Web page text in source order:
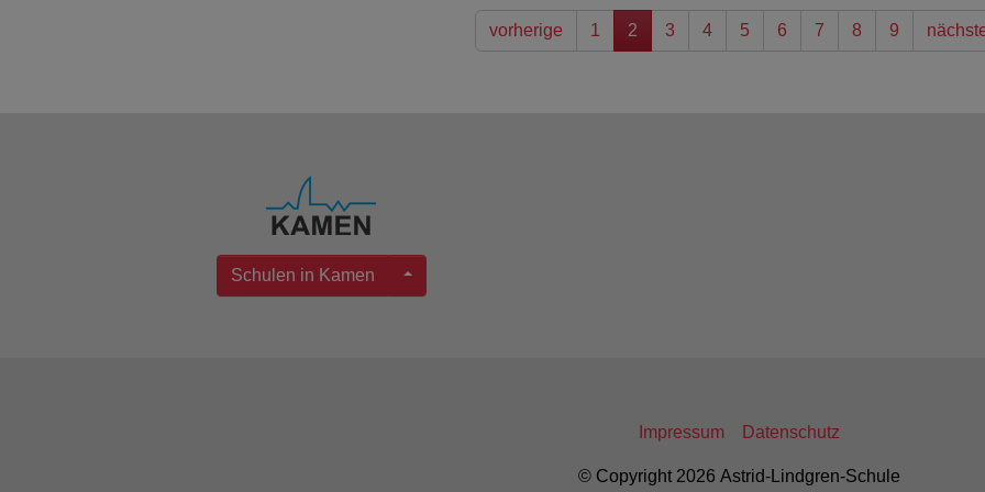
vorherige 1 2 3 4 5 6 7 8 9
Schulen in Kamen
Impressum Datenschutz
© Copyright 2026 Astrid-Lindgren-Schule